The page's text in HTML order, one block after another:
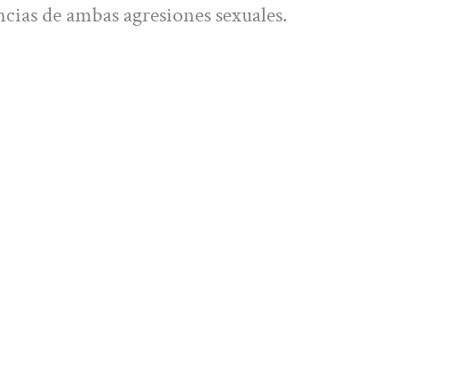
de ambas agresiones sexuales.